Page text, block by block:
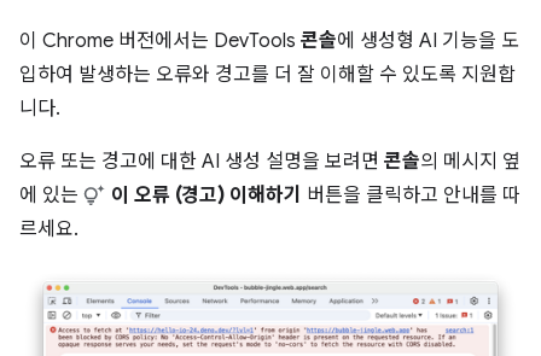
이 Chrome 버전에서는 DevTools 콘솔에 생성형 AI 기능을 도
입하여 발생하는 오류와 경고를 더 잘 이해할 수 있도록 지원합
니다.
오류 또는 경고에 대한 AI 생성 설명을 보려면 콘솔의 메시지 옆
에 있는
이 오류 (경고) 이해하기 버튼을 클릭하고 안내를 따
르세요.